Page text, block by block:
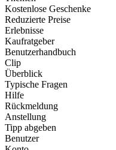
Kostenlose Geschenke
Reduzierte Preise
Erlebnisse
Kaufratgeber
Benutzerhandbuch
Clip
Überblick
Typische Fragen
Hilfe
Rückmeldung
Anstellung
Tipp abgeben
Benutzer